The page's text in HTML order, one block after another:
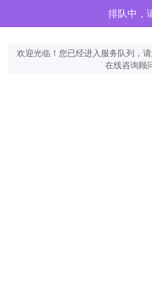
排队中，
欢迎光临！您已经进入服务队列，
在线咨询顾